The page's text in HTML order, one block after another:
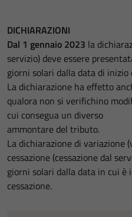
DICHIARAZIONI
Dal 1 gennaio 2023 la
servizio) deve essere
giorni solari dalla data di inizio
La dichiarazione ha effetto
qualora non si verifichino
cui consegua un diverso
ammontare del tributo.
La dichiarazione di variazione
cessazione (cessazione dal
giorni solari dalla data in cui
cessazione.